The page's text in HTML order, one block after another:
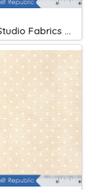
Maywood Studio Fabrics Woolies Flannel Green